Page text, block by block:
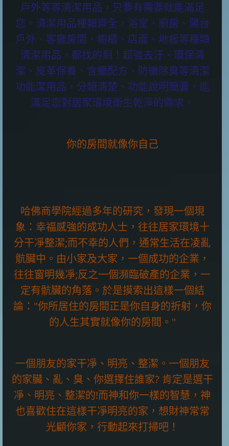
戶外等等清潔用品，只要有需要就能滿足
您。清潔用品種類齊全，浴室、廚房、陽台
戶外、客廳房間、櫥櫃、店面、地板等種類
清潔用品，都找的到！超強去汙、環保清
潔、皮革保養、含蠟配方、防黴除臭等清潔
功能潔用品，分類清楚、功能說明簡要，能
滿足您對居家環境衛生乾淨的需求。
你的房間就像你自己
哈佛商學院經過多年的研究，發現一個現
象：幸福感強的成功人士，往往居家環境十
分干凈整潔;而不幸的人們，通常生活在凌亂
骯臟中。由小家及大家，一個成功的企業，
往往窗明幾凈;反之一個瀕臨破產的企業，一
定有骯臟的角落。於是摸索出這樣一個結
論："你所居住的房間正是你自身的折射，你
的人生其實就像你的房間。"
一個朋友的家干凈、明亮、整潔。一個朋友
的家臟、亂、臭、你選擇住誰家? 肯定是選干
凈、明亮、整潔的!而神和你一樣的智慧，神
也喜歡住在這樣干凈明亮的家，想財神常常
光顧你家，行動起來打掃吧！